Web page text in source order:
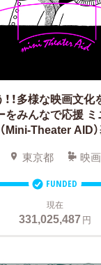
！多様な映画文
をみんなで応援ミ
Mini-Theater AID
東京都 映画
FUNDED
現在
331,025,487円